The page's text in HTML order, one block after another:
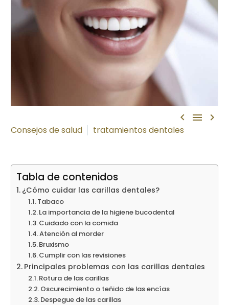
  
Consejos de salud tratamientos dentales
Tabla de contenidos
¿Cómo cuidar las carillas dentales?
Tabaco
La importancia de la higiene bucodental
Cuidado con la comida
Atención al morder
Bruxismo
Cumplir con las revisiones
Principales problemas con las carillas dentales
Rotura de las carillas
Oscurecimiento o teñido de las encías
Despegue de las carillas